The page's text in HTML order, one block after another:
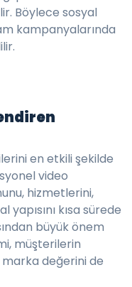
Böylece sosyal
kampanyalarında
en etkili şekilde
video
hizmetlerini,
kısa sürede
büyük önem
müşterilerin
değerini de